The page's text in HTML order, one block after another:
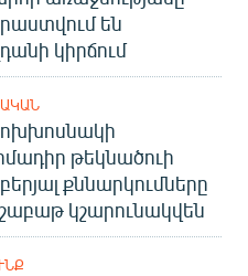
են
կիրճում
թեկնածուի
քննարկումները
կշարունակվեն